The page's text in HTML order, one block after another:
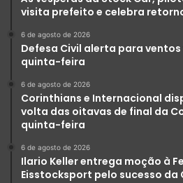
visita prefeito e celebra
6 de agosto de 2026
Defesa Civil alerta para
quinta-feira
6 de agosto de 2026
Corinthians e Internacional
volta das oitavas de final da
quinta-feira
6 de agosto de 2026
Ilario Keller entrega moção à
Eisstocksport pelo sucesso da